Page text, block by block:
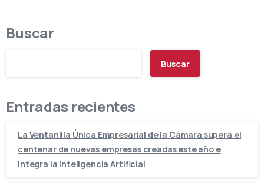
Buscar
Buscar
Entradas recientes
La Ventanilla Única Empresarial de la Cámara supera el
centenar de nuevas empresas creadas este año e
integra la Inteligencia Artificial